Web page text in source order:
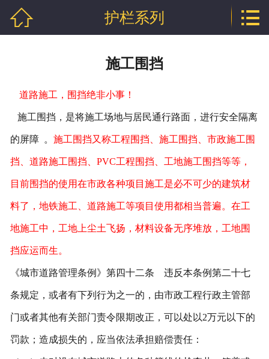
技术文章
企业资质
 护栏系列 
施工围挡
道路施工，围挡绝非小事！
施工围挡，是将施工场地与居民通行路面，进行安全隔离
的屏障 。 施工围挡又称工程围挡、施工围挡、市政施工围
挡、道路施工围挡、PVC工程围挡、工地施工围挡等等，
目前围挡的使用在市政各种项目施工是必不可少的建筑材
料了，地铁施工、道路施工等项目使用都相当普遍。在工
地施工中，工地上尘土飞扬，材料设备无序堆放，工地围
挡应运而生。
《城市道路管理条例》第四十二条 违反本条例第二十七
条规定，或者有下列行为之一的，由市政工程行政主管部
门或者其他有关部门责令限期改正，可以处以2万元以下的
罚款；造成损失的，应当依法承担赔偿责任：